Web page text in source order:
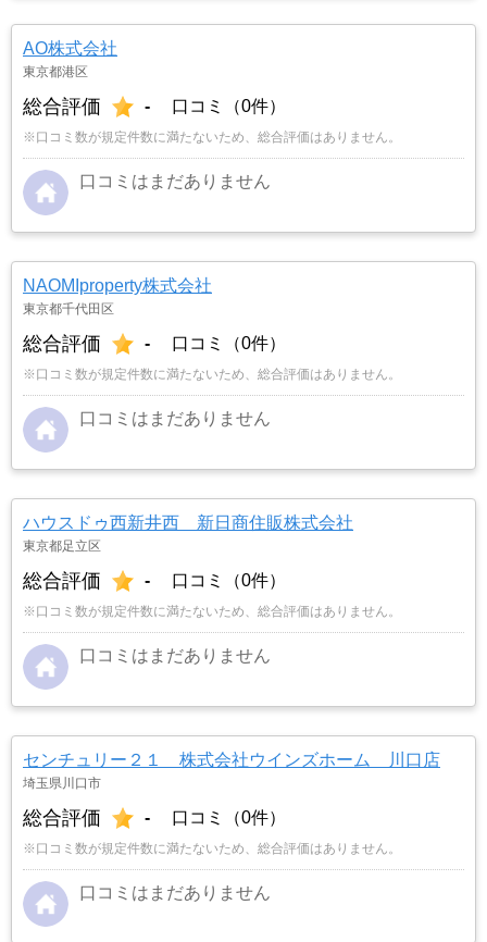
AO株式会社
東京都港区
総合評価 - 口コミ（0件）
※口コミ数が規定件数に満たないため、総合評価はありません。
口コミはまだありません
NAOMIproperty株式会社
東京都千代田区
総合評価 - 口コミ（0件）
※口コミ数が規定件数に満たないため、総合評価はありません。
口コミはまだありません
ハウスドゥ西新井西 新日商住販株式会社
東京都足立区
総合評価 - 口コミ（0件）
※口コミ数が規定件数に満たないため、総合評価はありません。
口コミはまだありません
センチュリー２１ 株式会社ウインズホーム 川口店
埼玉県川口市
総合評価 - 口コミ（0件）
※口コミ数が規定件数に満たないため、総合評価はありません。
口コミはまだありません